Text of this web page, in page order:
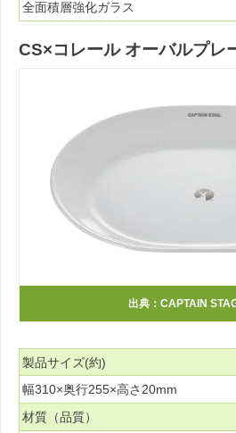
全面積層強化ガラス
CS×コレール オーバルプレ
出典： CAPTAIN
製品サイズ(約)
幅310×奥行255×高さ20mm
材質（品質）